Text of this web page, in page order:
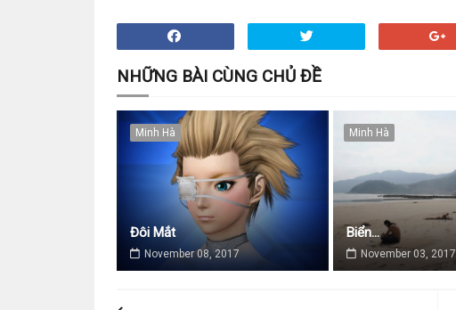
NHỮNG BÀI CÙNG CHỦ ĐỀ
Minh Hà
Đôi Mắt
November 08, 2017
Minh Hà
Biển...
November 03, 2017